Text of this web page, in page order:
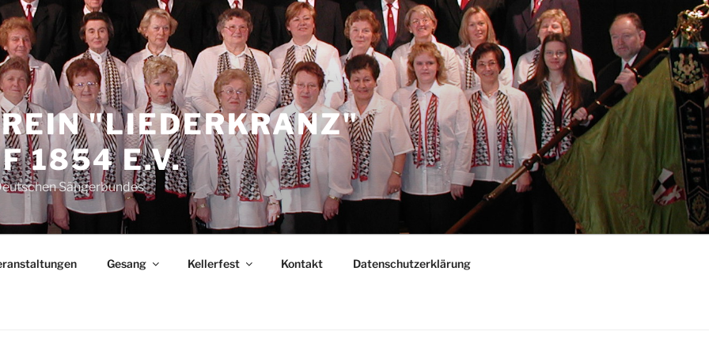
"LIEDERKRANZ"
1854 E.V.
Sängerbundes
Gesang Kellerfest Kontakt Datenschutzerklärung